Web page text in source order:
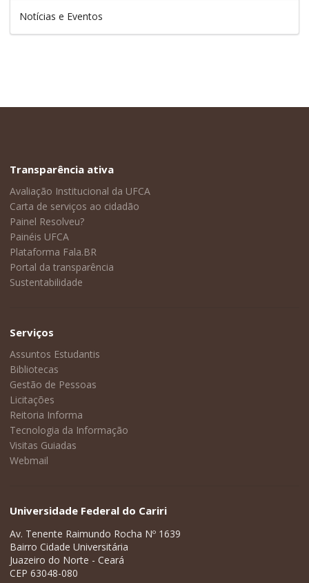
Notícias e Eventos
Transparência ativa
Avaliação Institucional da UFCA
Carta de serviços ao cidadão
Painel Resolveu?
Painéis UFCA
Plataforma Fala.BR
Portal da transparência
Sustentabilidade
Serviços
Assuntos Estudantis
Bibliotecas
Gestão de Pessoas
Licitações
Reitoria Informa
Tecnologia da Informação
Visitas Guiadas
Webmail
Universidade Federal do Cariri
Av. Tenente Raimundo Rocha Nº 1639
Bairro Cidade Universitária
Juazeiro do Norte - Ceará
CEP 63048-080